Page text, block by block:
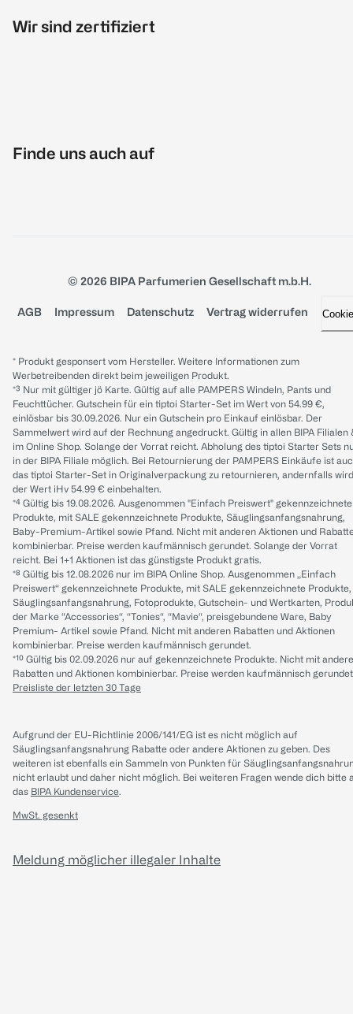
Wir sind zertifiziert
Finde uns auch auf
© 2026 BIPA Parfumerien Gesellschaft m.b.H.
AGB Impressum Datenschutz Vertrag widerrufen
* Produkt gesponsert vom Hersteller. Weitere Informationen zum
Werbetreibenden direkt beim jeweiligen Produkt.
*³ Nur mit gültiger jö Karte. Gültig auf alle PAMPERS Windeln, Pants und
Feuchttücher. Gutschein für ein tiptoi Starter-Set im Wert von 54.99 €,
einlösbar bis 30.09.2026. Nur ein Gutschein pro Einkauf einlösbar. Der
Sammelwert wird auf der Rechnung angedruckt. Gültig in allen BIPA Filialen
im Online Shop. Solange der Vorrat reicht. Abholung des tiptoi Starter Sets
in der BIPA Filiale möglich. Bei Retournierung der PAMPERS Einkäufe ist
das tiptoi Starter-Set in Originalverpackung zu retournieren, andernfalls wird
der Wert iHv 54.99 € einbehalten.
*⁴ Gültig bis 19.08.2026. Ausgenommen "Einfach Preiswert" gekennzeichnete
Produkte, mit SALE gekennzeichnete Produkte, Säuglingsanfangsnahrung,
Baby-Premium-Artikel sowie Pfand. Nicht mit anderen Aktionen und
kombinierbar. Preise werden kaufmännisch gerundet. Solange der Vorrat
reicht. Bei 1+1 Aktionen ist das günstigste Produkt gratis.
*⁸ Gültig bis 12.08.2026 nur im BIPA Online Shop. Ausgenommen „Einfach
Preiswert“ gekennzeichnete Produkte, mit SALE gekennzeichnete Produkte,
Säuglingsanfangsnahrung, Fotoprodukte, Gutschein- und Wertkarten,
der Marke “Accessories“, “Tonies“, “Mavie“, preisgebundene Ware, Baby
Premium- Artikel sowie Pfand. Nicht mit anderen Rabatten und Aktionen
kombinierbar. Preise werden kaufmännisch gerundet.
*¹⁰ Gültig bis 02.09.2026 nur auf gekennzeichnete Produkte. Nicht mit
Rabatten und Aktionen kombinierbar. Preise werden kaufmännisch
Preisliste der letzten 30 Tage
Aufgrund der EU-Richtlinie 2006/141/EG ist es nicht möglich auf
Säuglingsanfangsnahrung Rabatte oder andere Aktionen zu geben. Des
weiteren ist ebenfalls ein Sammeln von Punkten für
nicht erlaubt und daher nicht möglich. Bei weiteren Fragen wende dich bitte
das BIPA Kundenservice.
MwSt. gesenkt
Meldung möglicher illegaler Inhalte